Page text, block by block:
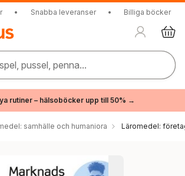
• Snabba leveranser • Billiga böcker
pussel, penna...
rutiner – hälsoböcker upp till 50% →
samhälle och humaniora Läromedel: